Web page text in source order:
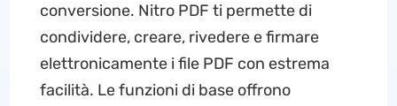
conversione. Nitro PDF ti permette di
condividere, creare, rivedere e firmare
elettronicamente i file PDF con estrema
facilità. Le funzioni di base offrono